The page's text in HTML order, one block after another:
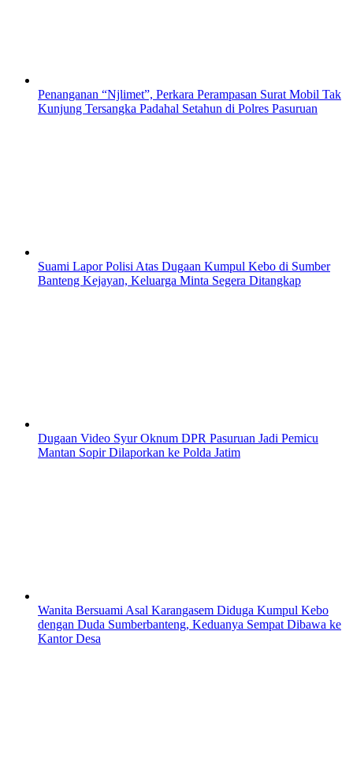
Penanganan “Njlimet”, Perkara Perampasan Surat Mobil Tak
Kunjung Tersangka Padahal Setahun di Polres Pasuruan
Suami Lapor Polisi Atas Dugaan Kumpul Kebo di Sumber
Banteng Kejayan, Keluarga Minta Segera Ditangkap
Dugaan Video Syur Oknum DPR Pasuruan Jadi Pemicu
Mantan Sopir Dilaporkan ke Polda Jatim
Wanita Bersuami Asal Karangasem Diduga Kumpul Kebo
dengan Duda Sumberbanteng, Keduanya Sempat Dibawa ke
Kantor Desa